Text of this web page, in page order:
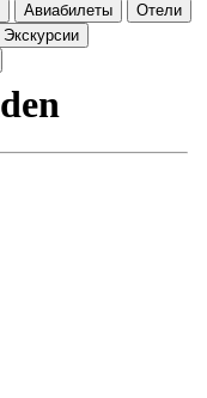
Авиабилеты
Отели
Экскурсии